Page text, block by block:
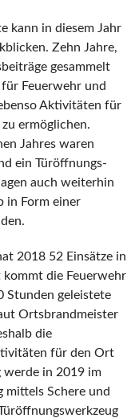
kann in diesem Jahr
Zehn Jahre,
gesammelt
Feuerwehr und
Aktivitäten für
ermöglichen.
Jahres waren
ein Türöffnungs-
auch weiterhin
in Form einer
2018 52 Einsätze in
kommt die Feuerwehr
Stunden geleistete
Ortsbrandmeister
die
für den Ort
werde in 2019 im
mittels Schere und